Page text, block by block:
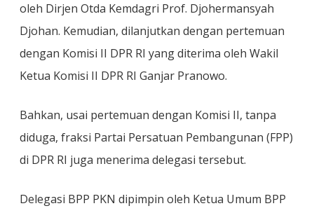
oleh Dirjen Otda Kemdagri Prof. Djohermansyah
Djohan. Kemudian, dilanjutkan dengan pertemuan
dengan Komisi II DPR RI yang diterima oleh Wakil
Ketua Komisi II DPR RI Ganjar Pranowo.
Bahkan, usai pertemuan dengan Komisi II, tanpa
diduga, fraksi Partai Persatuan Pembangunan (FPP)
di DPR RI juga menerima delegasi tersebut.
Delegasi BPP PKN dipimpin oleh Ketua Umum BPP